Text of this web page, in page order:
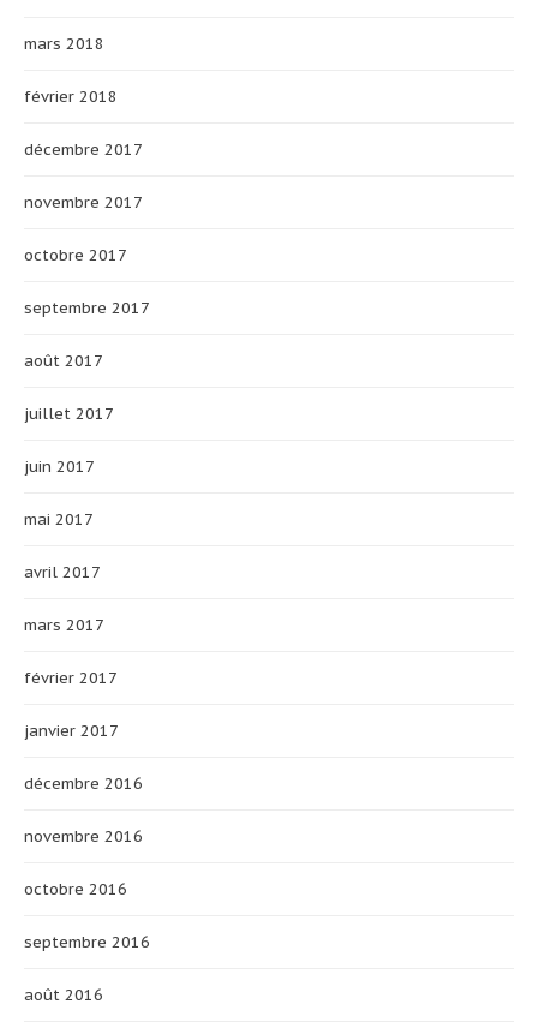
mars 2018
février 2018
décembre 2017
novembre 2017
octobre 2017
septembre 2017
août 2017
juillet 2017
juin 2017
mai 2017
avril 2017
mars 2017
février 2017
janvier 2017
décembre 2016
novembre 2016
octobre 2016
septembre 2016
août 2016